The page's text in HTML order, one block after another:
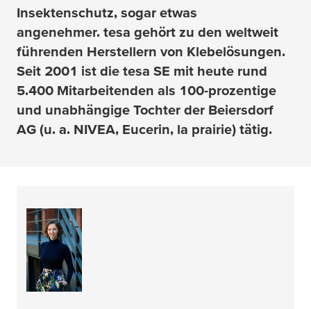
Insektenschutz, sogar etwas
angenehmer. tesa gehört zu den weltweit
führenden Herstellern von Klebelösungen.
Seit 2001 ist die tesa SE mit heute rund
5.400 Mitarbeitenden als 100-prozentige
und unabhängige Tochter der Beiersdorf
AG (u. a. NIVEA, Eucerin, la prairie) tätig.